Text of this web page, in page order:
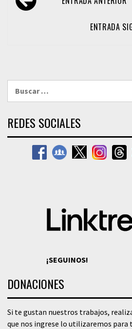
de
ENTRADA
REDES SOCIALES
¡SEGUINOS!
DONACIONES
Si te gustan nuestros trabajos,
que nos ingrese lo utilizaremos